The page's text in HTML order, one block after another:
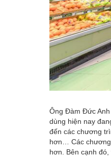
Ông Đàm Đức
dùng hiện nay
đến các chương
hơn… Các chương
hơn. Bên cạnh